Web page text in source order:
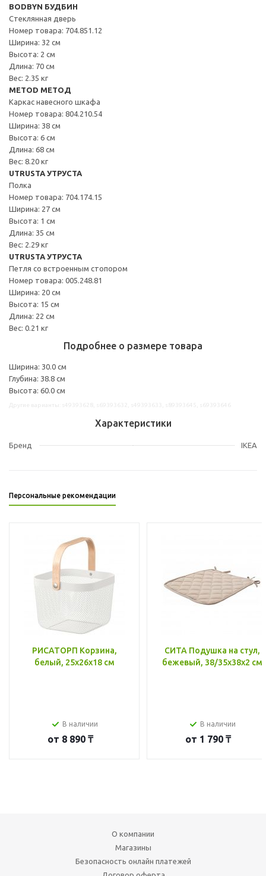
BODBYN БУДБИН
Стеклянная дверь
Номер товара: 704.851.12
Ширина: 32 см
Высота: 2 см
Длина: 70 см
Вес: 2.35 кг
METOD МЕТОД
Каркас навесного шкафа
Номер товара: 804.210.54
Ширина: 38 см
Высота: 6 см
Длина: 68 см
Вес: 8.20 кг
UTRUSTA УТРУСТА
Полка
Номер товара: 704.174.15
Ширина: 27 см
Высота: 1 см
Длина: 35 см
Вес: 2.29 кг
UTRUSTA УТРУСТА
Петля со встроенным стопором
Номер товара: 005.248.81
Ширина: 20 см
Высота: 15 см
Длина: 22 см
Вес: 0.21 кг
Подробнее о размере товара
Ширина: 30.0 см
Глубина: 38.8 см
Высота: 60.0 см
Характеристики
Бренд IKEA
Персональные рекомендации
РИСАТОРП Корзина,
белый, 25x26x18 см
В наличии
от 8 890 ₸
СИТА Подушка на стул,
бежевый, 38/35x38x2 см
В наличии
от 1 790 ₸
О компании
Магазины
Безопасность онлайн платежей